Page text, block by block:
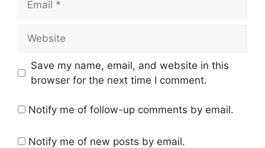
Save my name, email, and website in this
browser for the next time I comment.
Notify me of follow-up comments by email.
Notify me of new posts by email.